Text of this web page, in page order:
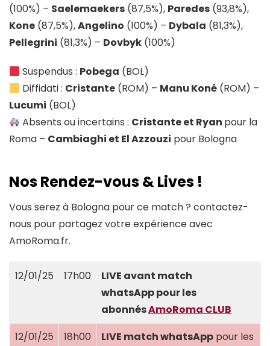
(100%) – Saelemaekers (87,5%), Paredes (93,8%),
Kone (87,5%),Angelino (100%) – Dybala (81,3%),
Pellegrini (81,3%) – Dovbyk (100%)
Suspendus : Pobega (BOL)
Diffidati : Cristante (ROM) – Manu Koné (ROM) –
Lucumi (BOL)
Absents ou incertains : Cristante et Ryan pour la
Roma – Cambiaghi et El Azzouzi pour Bologna
Nos Rendez-vous & Lives !
Vous serez à Bologna pour ce match ? contactez-
nous pour partagez votre expérience avec
AmoRoma.fr.
12/01/25 17h00
LIVE avant match
whatsApppour les
abonnésAmoRoma CLUB
12/01/25
18h00 LIVE match whatsApp pour les